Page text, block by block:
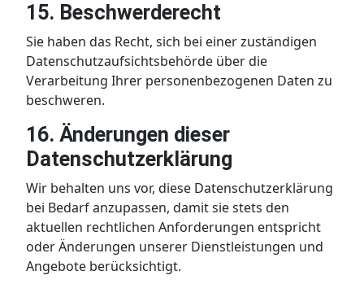
15. Beschwerderecht
Sie haben das Recht, sich bei einer zuständigen
Datenschutzaufsichtsbehörde über die
Verarbeitung Ihrer personenbezogenen Daten zu
beschweren.
16. Änderungen dieser
Datenschutzerklärung
Wir behalten uns vor, diese Datenschutzerklärung
bei Bedarf anzupassen, damit sie stets den
aktuellen rechtlichen Anforderungen entspricht
oder Änderungen unserer Dienstleistungen und
Angebote berücksichtigt.